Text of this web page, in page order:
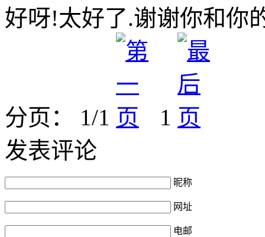
好呀!太好了.谢谢你和你
分页： 1/1
1
发表评论
昵称
网址
电邮